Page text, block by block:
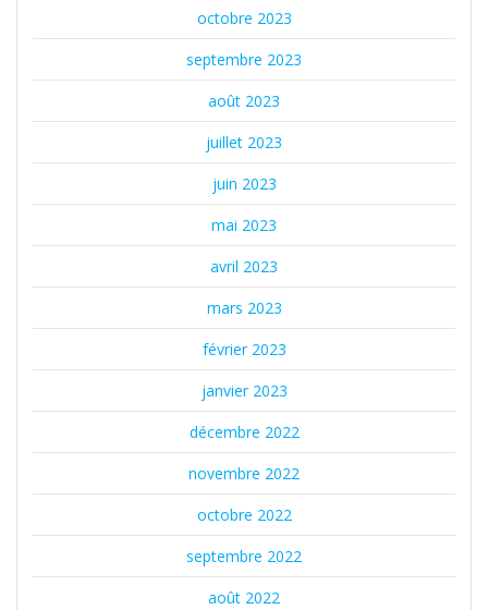
octobre 2023
septembre 2023
août 2023
juillet 2023
juin 2023
mai 2023
avril 2023
mars 2023
février 2023
janvier 2023
décembre 2022
novembre 2022
octobre 2022
septembre 2022
août 2022